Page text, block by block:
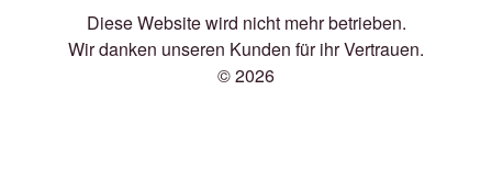
Diese Website wird nicht mehr betrieben.
Wir danken unseren Kunden für ihr Vertrauen.
© 2026